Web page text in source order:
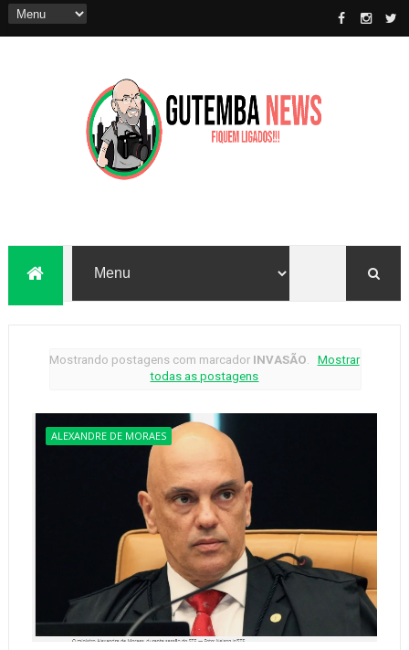
Mostrando postagens com marcador INVASÃO
Mostrar
todas as postagens
ALEXANDRE DE MORAES